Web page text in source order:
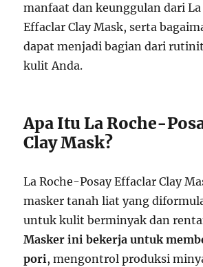
manfaat dan keunggulan dari
Effaclar Clay Mask, serta
dapat menjadi bagian dari
kulit Anda.
Apa Itu La Roche-
Clay Mask?
La Roche-Posay Effaclar Clay
masker tanah liat yang
untuk kulit berminyak dan
Masker ini bekerja untuk
pori, mengontrol produksi